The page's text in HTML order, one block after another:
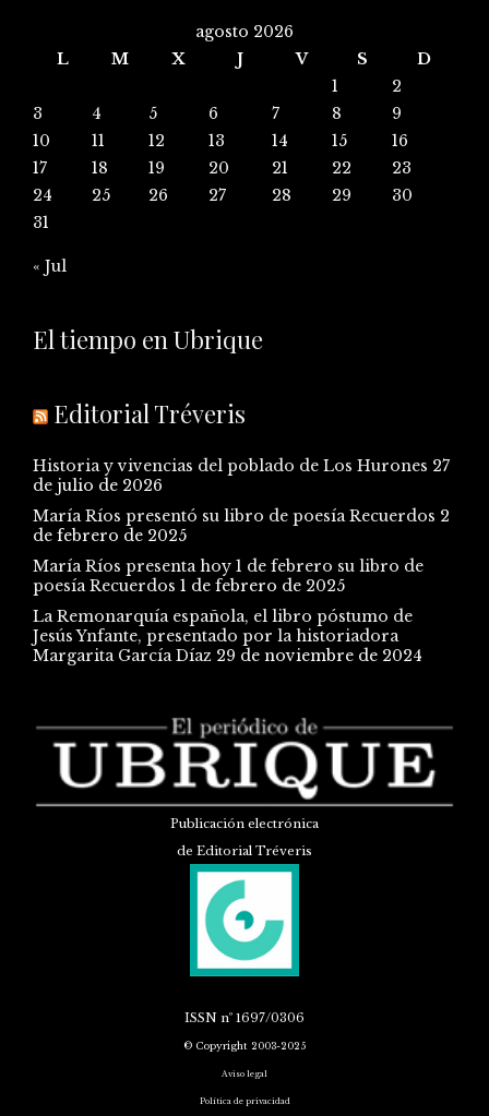
agosto 2026
L
M X J V S
D
1
2
3
4 5 6 7 8
9
10
11 12 13 14 15
16
17
18 19 20 21 22
23
24
25 26 27 28 29
30
31
« Jul
El tiempo en Ubrique
Editorial Tréveris
Historia y vivencias del poblado de Los Hurones 27
de julio de 2026
María Ríos presentó su libro de poesía Recuerdos 2
de febrero de 2025
María Ríos presenta hoy 1 de febrero su libro de
poesía Recuerdos 1 de febrero de 2025
La Remonarquía española, el libro póstumo de
Jesús Ynfante, presentado por la historiadora
Margarita García Díaz 29 de noviembre de 2024
Publicación electrónica
de Editorial Tréveris
ISSN nº 1697/0306
© Copyright 2003-2025
Aviso legal
Política de privacidad